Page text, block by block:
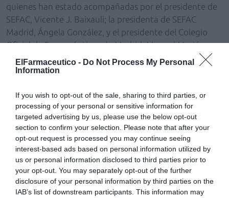
ElFarmaceutico - Do Not Process My Personal
Information
If you wish to opt-out of the sale, sharing to third parties, or
processing of your personal or sensitive information for
targeted advertising by us, please use the below opt-out
section to confirm your selection. Please note that after your
opt-out request is processed you may continue seeing
interest-based ads based on personal information utilized by
us or personal information disclosed to third parties prior to
your opt-out. You may separately opt-out of the further
disclosure of your personal information by third parties on the
IAB’s list of downstream participants. This information may
quienes han estado acompañadas por el presidente de
SEFAC, Vicente J. Baixauli; la presidenta de SEFAC
Madrid, Ángela González, y el presidente del Colegio
Oficial de Farmacéuticos de Madrid, Manuel Martínez
del Peral. «Todos los servicios de la carpa han sido
protocolizados y consensuados con sociedades
ciudadanía una muestra de toda la actividad asistencial
que pueden llevar a cabo los farmacéuticos
comunitarios no solo en materia de medicamentos, sino
también en prevención y salud pública», explicó Ángela
González, quien añadió que «muchos de estos servicios
todavía no son lo suficientemente conocidos por la
población y el farmacéutico comunitario puede aportar
mucho con ellos».